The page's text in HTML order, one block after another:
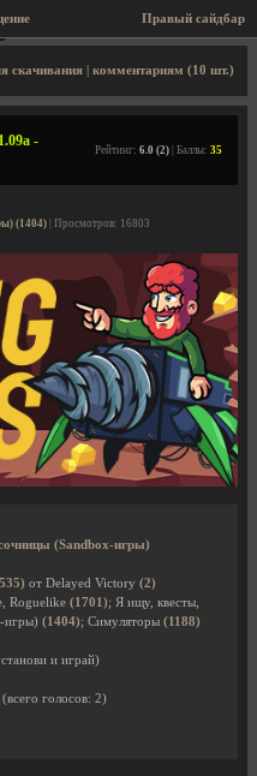
Правый сайдбар
скриншоты, видео
скачивания комментариям (10 шт.)
-
Рейтинг: 6.0 (2) | Баллы: 35
(1404) | Просмотров: 16803
(Sandbox-игры)
от Delayed Victory (2)
Roguelike (1701); Я ищу, квесты,
игры) (1404); Симуляторы (1188)
и играй)
(всего голосов: 2)